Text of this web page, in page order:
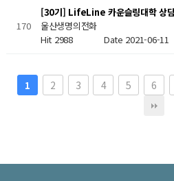
170
[30기] LifeLine 카운슬링대학 상
울산생명의전화
Hit 2988 Date 2021-06-11
1 2 3 4 5 6